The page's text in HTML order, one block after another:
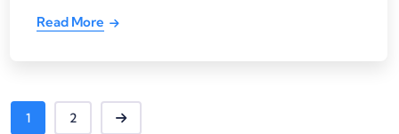
Read More
1 2